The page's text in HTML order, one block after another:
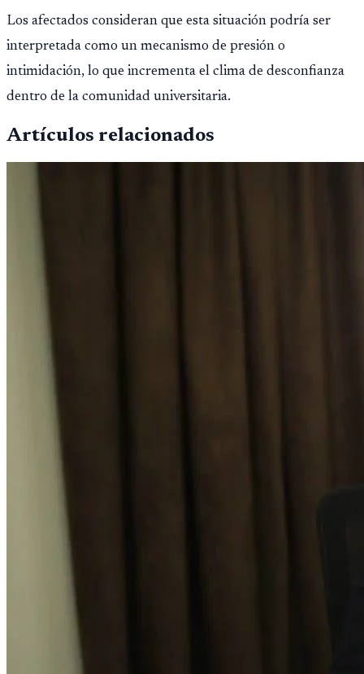
Los afectados consideran que esta situación podría ser
interpretada como un mecanismo de presión o
intimidación, lo que incrementa el clima de desconfianza
dentro de la comunidad universitaria.
Artículos relacionados